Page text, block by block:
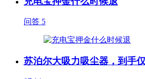
问答 5
苏泊尔大吸力吸尘器，到手